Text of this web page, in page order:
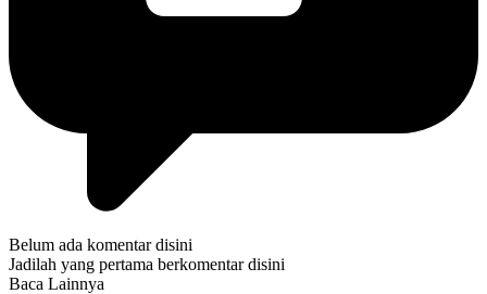
Belum ada komentar disini
Jadilah yang pertama berkomentar disini
Baca Lainnya